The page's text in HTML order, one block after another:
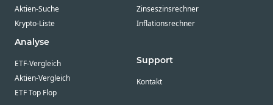
Aktien-Suche
Krypto-Liste
Analyse
ETF-Vergleich
Aktien-Vergleich
ETF Top Flop
Zinseszinsrechner
Inflationsrechner
Support
Kontakt